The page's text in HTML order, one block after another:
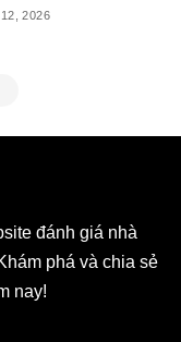
2026
đánh giá nhà
phá và chia sẻ
nay!